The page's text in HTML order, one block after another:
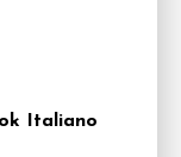
Italiano